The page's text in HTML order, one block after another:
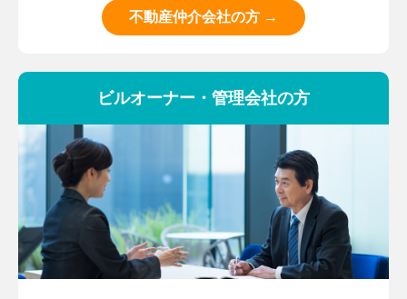
不動産仲介会社の方 →
ビルオーナー・管理会社の方